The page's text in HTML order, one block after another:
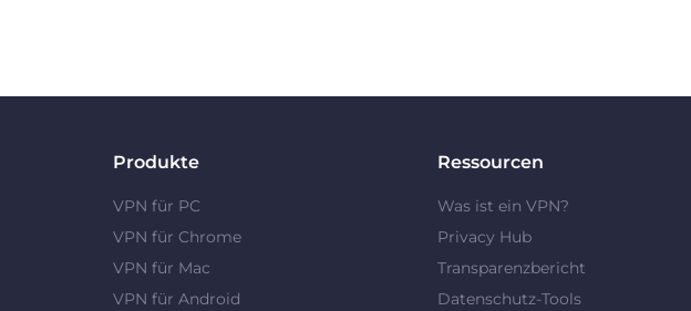
Produkte
VPN für PC
VPN für Chrome
VPN für Mac
VPN für Android
Ressourcen
Was ist ein VPN?
Privacy Hub
Transparenzbericht
Datenschutz-Tools